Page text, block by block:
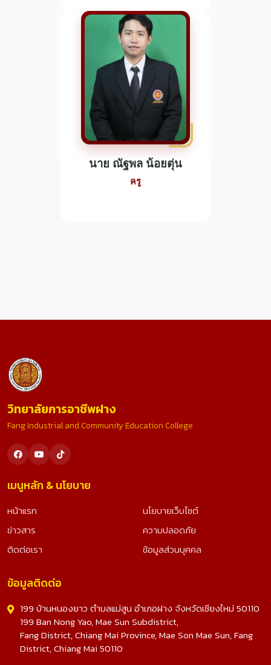
นาย ณัฐพล น้อยตุ่น
ครู
วิทยาลัยการอาชีพฝาง
Fang Industrial and Community Education College
เมนูหลัก & นโยบาย
หน้าแรก
ข่าวสาร
ติดต่อเรา
นโยบายเว็บไซต์
ความปลอดภัย
ข้อมูลส่วนบุคคล
ข้อมูลติดต่อ
199 บ้านหนองยาว ตำบลแม่สูน อำเภอฝาง จังหวัดเชียงใหม่ 50110
199 Ban Nong Yao, Mae Sun Subdistrict,
Fang District, Chiang Mai Province, Mae Son Mae Sun, Fang
District, Chiang Mai 50110